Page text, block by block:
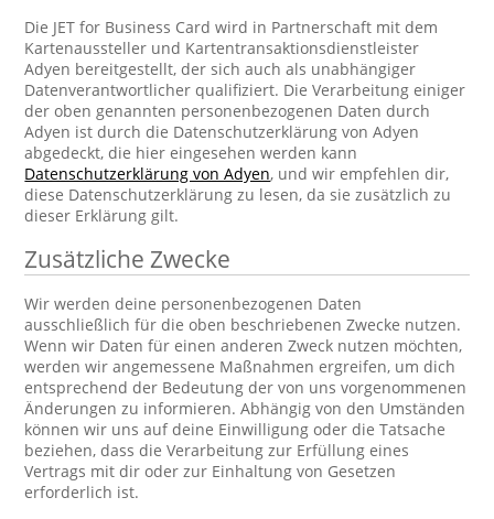
Die JET for Business Card wird in Partnerschaft mit dem
Kartenaussteller und Kartentransaktionsdienstleister
Adyen bereitgestellt, der sich auch als unabhängiger
Datenverantwortlicher qualifiziert. Die Verarbeitung einiger
der oben genannten personenbezogenen Daten durch
Adyen ist durch die Datenschutzerklärung von Adyen
abgedeckt, die hier eingesehen werden kann
Datenschutzerklärung von Adyen, und wir empfehlen dir,
diese Datenschutzerklärung zu lesen, da sie zusätzlich zu
dieser Erklärung gilt.
Zusätzliche Zwecke
Wir werden deine personenbezogenen Daten
ausschließlich für die oben beschriebenen Zwecke nutzen.
Wenn wir Daten für einen anderen Zweck nutzen möchten,
werden wir angemessene Maßnahmen ergreifen, um dich
entsprechend der Bedeutung der von uns vorgenommenen
Änderungen zu informieren. Abhängig von den Umständen
können wir uns auf deine Einwilligung oder die Tatsache
beziehen, dass die Verarbeitung zur Erfüllung eines
Vertrags mit dir oder zur Einhaltung von Gesetzen
erforderlich ist.